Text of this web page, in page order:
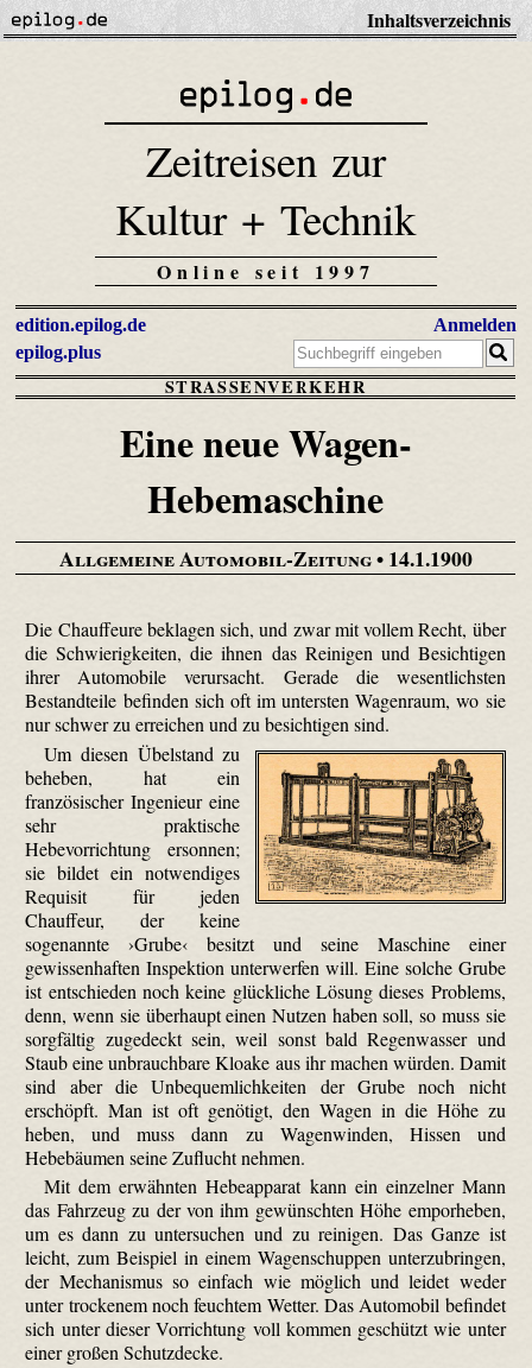
Inhaltsverzeichnis
Zeitreisen zur
Kultur + Technik
Online seit 1997
edition.epilog.de
epilog.plus
Anmelden
STRASSENVERKEHR
Eine neue Wagen-
Hebemaschine
Allgemeine Automobil-Zeitung• 14.1.1900
Die Chauffeure beklagen sich, und zwar mit vollem Recht, über
die Schwierigkeiten, die ihnen das Reinigen und Besichtigen
ihrer Automobile verursacht. Gerade die wesentlichsten
Bestandteile befinden sich oft im untersten Wagenraum, wo sie
nur schwer zu erreichen und zu besichtigen sind.
Um diesen Übelstand zu
beheben, hat ein
französischer Ingenieur eine
sehr praktische
Hebevorrichtung ersonnen;
sie bildet ein notwendiges
Requisit für jeden
Chauffeur, der keine
sogenannte ›Grube‹ besitzt und seine Maschine einer
gewissenhaften Inspektion unterwerfen will. Eine solche Grube
ist entschieden noch keine glückliche Lösung dieses Problems,
denn, wenn sie überhaupt einen Nutzen haben soll, so muss sie
sorgfältig zugedeckt sein, weil sonst bald Regenwasser und
Staub eine unbrauchbare Kloake aus ihr machen würden. Damit
sind aber die Unbequemlichkeiten der Grube noch nicht
erschöpft. Man ist oft genötigt, den Wagen in die Höhe zu
heben, und muss dann zu Wagenwinden, Hissen und
Hebebäumen seine Zuflucht nehmen.
Mit dem erwähnten Hebe­apparat kann ein einzelner Mann
das Fahrzeug zu der von ihm gewünschten Höhe emporheben,
um es dann zu untersuchen und zu reinigen. Das Ganze ist
leicht, zum Beispiel in einem Wagenschuppen unterzubringen,
der Mechanismus so einfach wie möglich und leidet weder
unter trockenem noch feuchtem Wetter. Das Automobil befindet
sich unter dieser Vorrichtung voll kommen geschützt wie unter
einer großen Schutzdecke.